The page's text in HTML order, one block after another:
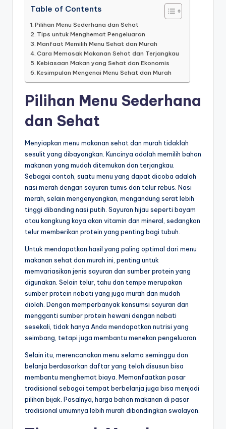
Table of Contents
Pilihan Menu Sederhana dan Sehat
Tips untuk Menghemat Pengeluaran
Manfaat Memilih Menu Sehat dan Murah
Cara Memasak Makanan Sehat dan Terjangkau
Kebiasaan Makan yang Sehat dan Ekonomis
Kesimpulan Mengenai Menu Sehat dan Murah
Pilihan Menu Sederhana
dan Sehat
Menyiapkan menu makanan sehat dan murah tidaklah
sesulit yang dibayangkan. Kuncinya adalah memilih bahan
makanan yang mudah ditemukan dan terjangkau.
Sebagai contoh, suatu menu yang dapat dicoba adalah
nasi merah dengan sayuran tumis dan telur rebus. Nasi
merah, selain mengenyangkan, mengandung serat lebih
tinggi dibanding nasi putih. Sayuran hijau seperti bayam
atau kangkung kaya akan vitamin dan mineral, sedangkan
telur memberikan protein yang penting bagi tubuh.
Untuk mendapatkan hasil yang paling optimal dari menu
makanan sehat dan murah ini, penting untuk
memvariasikan jenis sayuran dan sumber protein yang
digunakan. Selain telur, tahu dan tempe merupakan
sumber protein nabati yang juga murah dan mudah
diolah. Dengan memperbanyak konsumsi sayuran dan
mengganti sumber protein hewani dengan nabati
sesekali, tidak hanya Anda mendapatkan nutrisi yang
seimbang, tetapi juga membantu menekan pengeluaran.
Selain itu, merencanakan menu selama seminggu dan
belanja berdasarkan daftar yang telah disusun bisa
membantu menghemat biaya. Memanfaatkan pasar
tradisional sebagai tempat berbelanja juga bisa menjadi
pilihan bijak. Pasalnya, harga bahan makanan di pasar
tradisional umumnya lebih murah dibandingkan swalayan.